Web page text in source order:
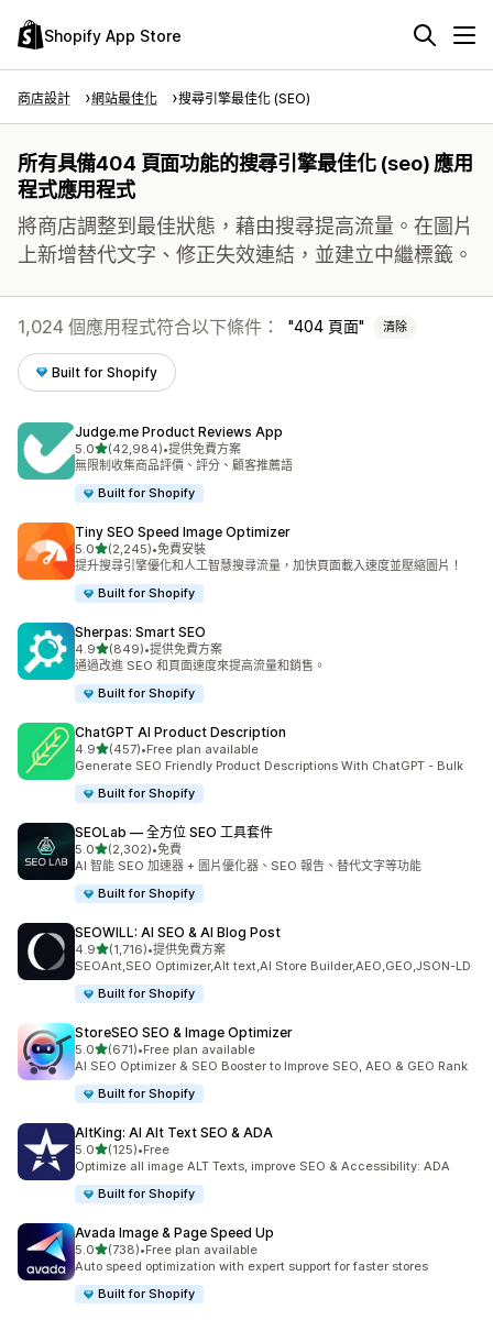
Shopify App Store
商店設計 網站最佳化 搜尋引擎最佳化 (SEO)
所有具備404 頁面功能的搜尋引擎最佳化 (seo) 應用
程式應用程式
將商店調整到最佳狀態，藉由搜尋提高流量。在圖片
上新增替代文字、修正失效連結，並建立中繼標籤。
1,024 個應用程式符合以下條件： 404 頁面 清除
Built for Shopify
Judge.me Product Reviews App
5.0滿分 5 顆星
(42,984)
共有 42984 則評價
•提供免費方案
無限制收集商品評價、評分、顧客推薦語
Built for Shopify
Tiny SEO Speed Image Optimizer
5.0滿分 5 顆星
(2,245)
共有 2245 則評價
•免費安裝
提升搜尋引擎優化和人工智慧搜尋流量，加快頁面載入速度並壓縮圖片！
Built for Shopify
Sherpas: Smart SEO
4.9滿分 5 顆星
(849)
共有 849 則評價
•提供免費方案
通過改進 SEO 和頁面速度來提高流量和銷售。
Built for Shopify
ChatGPT AI Product Description
4.9滿分 5 顆星
(457)
共有 457 則評價
•Free plan available
Generate SEO Friendly Product Descriptions With ChatGPT - Bulk
Built for Shopify
SEOLab — 全方位 SEO 工具套件
5.0滿分 5 顆星
(2,302)
共有 2302 則評價
•免費
AI 智能 SEO 加速器 + 圖片優化器、SEO 報告、替代文字等功能
Built for Shopify
SEOWILL: AI SEO & AI Blog Post
4.9滿分 5 顆星
(1,716)
共有 1716 則評價
•提供免費方案
SEOAnt,SEO Optimizer,Alt text,AI Store Builder,AEO,GEO,JSON-LD
Built for Shopify
StoreSEO SEO & Image Optimizer
5.0滿分 5 顆星
(671)
共有 671 則評價
•Free plan available
AI SEO Optimizer & SEO Booster to Improve SEO, AEO & GEO Rank
Built for Shopify
AltKing: AI Alt Text SEO & ADA
5.0滿分 5 顆星
(125)
共有 125 則評價
•Free
Optimize all image ALT Texts, improve SEO & Accessibility: ADA
Built for Shopify
Avada Image & Page Speed Up
5.0滿分 5 顆星
(738)
共有 738 則評價
•Free plan available
Auto speed optimization with expert support for faster stores
Built for Shopify